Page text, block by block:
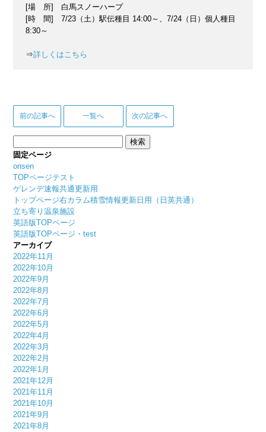
[場 所] 白馬スノーハープ
[時 間] 7/23（土）駅伝種目 14:00～、7/24（日）個人種目
8:30～
⇒詳しくはこちら
前の記事へ 一覧へ 次の記事へ
索:
固定ページ
onsen
TOPページテスト
ゲレンデ速報共通更新用
トップページ右カラム積雪情報更新日用（日英共通）
立ち寄り温泉施設
英語版TOPページ
英語版TOPページ・test
アーカイブ
2022年11月
2022年10月
2022年9月
2022年8月
2022年7月
2022年6月
2022年5月
2022年4月
2022年3月
2022年2月
2022年1月
2021年12月
2021年11月
2021年10月
2021年9月
2021年8月